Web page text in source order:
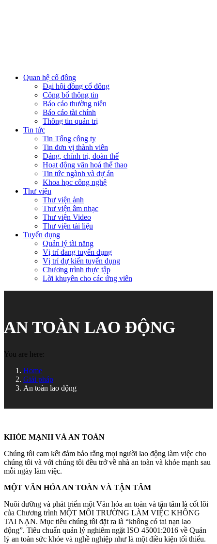
Quan hệ cổ đông
Đại hội đồng cổ đông
Công bố thông tin
Báo cáo thường niên
Báo cáo tài chính
Thông tin quản trị
Tin tức
Tin Tổng công ty
Tin đơn vị thành viên
Đảng, chính trị, đoàn thể
Hoạt động văn hoá thể thao
Tin tức ngành và dự án
Khoa học công nghệ
Thư viện
Thư viện ảnh
Thư viện âm nhạc
Thư viện Video
Thư viện tài liệu
Tuyển dụng
Quản lý tài năng
Vị trí đang tuyển dụng
Vị trí dự kiến tuyển dụng
Chương trình thực tập
Lời khuyên cho các ứng viên
AN TOÀN LAO ĐỘNG
You are here:
Home
Giải pháp
An toàn lao động
KHỎE MẠNH VÀ AN TOÀN
Chúng tôi cam kết đảm bảo rằng mọi người lao động làm việc cho
chúng tôi và với chúng tôi đều trở về nhà an toàn và khỏe mạnh sau
mỗi ngày làm việc.
MỘT VĂN HÓA AN TOÀN VÀ TẬN TÂM
Nuôi dưỡng và phát triển một Văn hóa an toàn và tận tâm là cốt lõi
của Chương trình MỘT MÔI TRƯỜNG LÀM VIỆC KHÔNG
TAI NẠN. Mục tiêu chúng tôi đặt ra là “không có tai nạn lao
động”. Tiêu chuẩn quản lý nghiêm ngặt ISO 45001:2016 về Quản
lý an toàn sức khỏe và nghề nghiệp như là một điều kiện tối thiểu.